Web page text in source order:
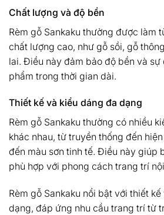
Chất lượng và độ bền
Rèm gỗ Sankaku thường được làm
chất lượng cao, như gỗ sồi, gỗ
lai. Điều này đảm bảo độ bền và sự
phẩm trong thời gian dài.
Thiết kế và kiểu dáng đa dạng
Rèm gỗ Sankaku thường có nhiều
khác nhau, từ truyền thống đến
đến màu sơn tinh tế. Điều này giúp
phù hợp với phong cách trang trí
Rèm gỗ Sankaku nổi bật với thiết
dạng, đáp ứng nhu cầu trang trí từ